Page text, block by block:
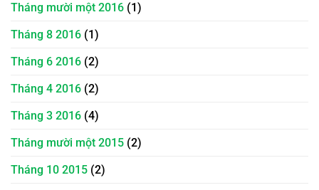
Tháng mười một 2016 (1)
Tháng 8 2016 (1)
Tháng 6 2016 (2)
Tháng 4 2016 (2)
Tháng 3 2016 (4)
Tháng mười một 2015 (2)
Tháng 10 2015 (2)